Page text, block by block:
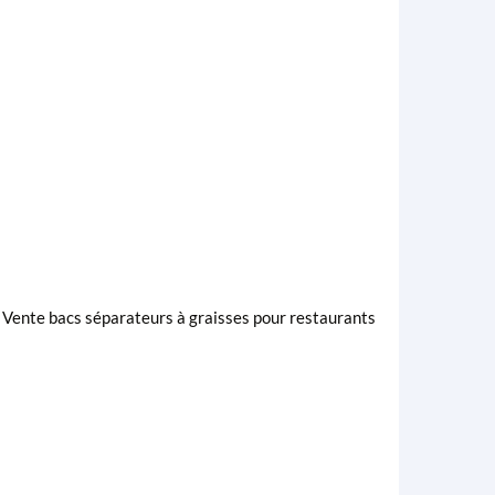
bacs séparateurs à graisses pour restaurants